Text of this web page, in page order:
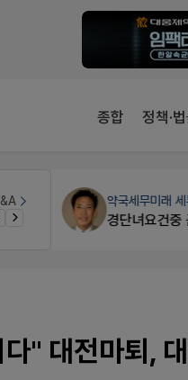
종합 정책·
약국대출메디라
" 대전마퇴,